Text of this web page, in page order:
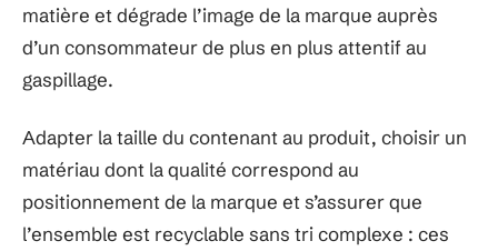
matière et dégrade l’image de la marque auprès
d’un consommateur de plus en plus attentif au
gaspillage.
Adapter la taille du contenant au produit, choisir un
matériau dont la qualité correspond au
positionnement de la marque et s’assurer que
l’ensemble est recyclable sans tri complexe : ces